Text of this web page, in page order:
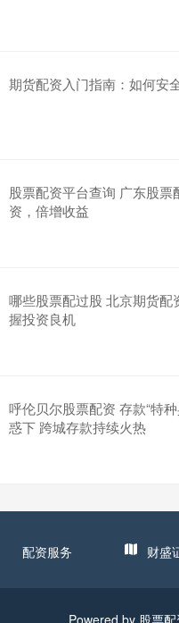
期货配资入门指南：如何安
股票配资平台查询 广东股
资，倍增收益
哪些股票配过股 北京期货配
握投资良机
呼伦贝尔股票配资 存款“特
惑下 跨城存款持续火热
配资服务 财盛
Powered by 股票